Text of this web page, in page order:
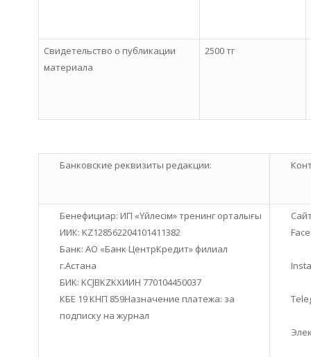
Свидетельство о публикации
материала
2500 тг
Банковские реквизиты редакции:
Бенефициар: ИП «Үйлесім» тренинг орталығы
ИИК: KZ128562204101411382
Банк: АО «Банк ЦентрКредит» филиал
г.Астана
БИК: KCJBKZKXИИН 770104450037
КБЕ 19 КНП 859Назначение платежа: за
подписку на журнал